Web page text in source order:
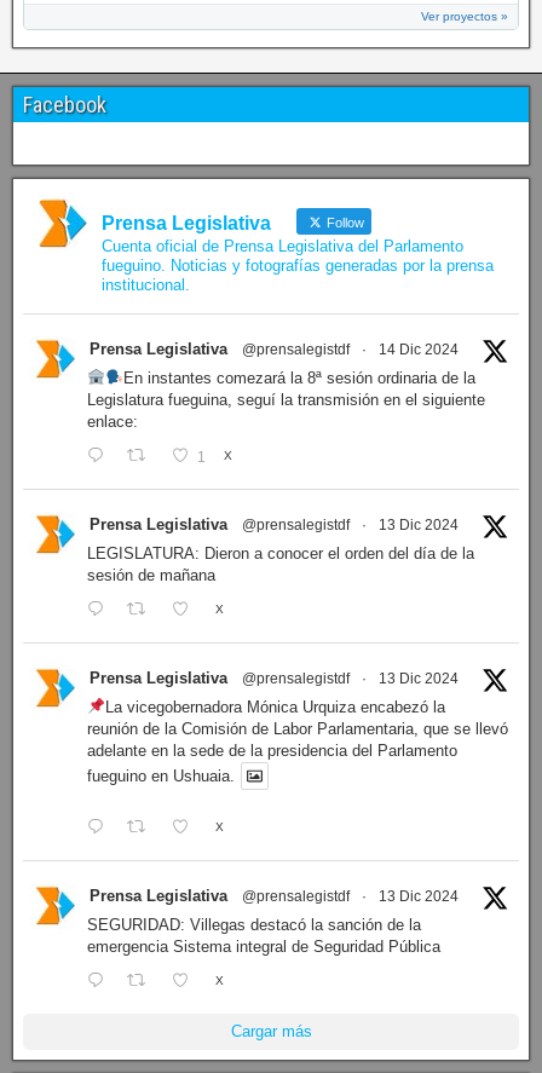
Ver proyectos »
Facebook
Prensa Legislativa Follow
Cuenta oficial de Prensa Legislativa del Parlamento
fueguino. Noticias y fotografías generadas por la prensa
institucional.
Prensa Legislativa @prensalegistdf · 14 Dic 2024
En instantes comezará la 8ª sesión ordinaria de la
Legislatura fueguina, seguí la transmisión en el siguiente
enlace:
1 X
Prensa Legislativa @prensalegistdf · 13 Dic 2024
LEGISLATURA: Dieron a conocer el orden del día de la
sesión de mañana
X
Prensa Legislativa @prensalegistdf · 13 Dic 2024
La vicegobernadora Mónica Urquiza encabezó la
reunión de la Comisión de Labor Parlamentaria, que se llevó
adelante en la sede de la presidencia del Parlamento
fueguino en Ushuaia.
X
Prensa Legislativa @prensalegistdf · 13 Dic 2024
SEGURIDAD: Villegas destacó la sanción de la
emergencia Sistema integral de Seguridad Pública
X
Cargar más